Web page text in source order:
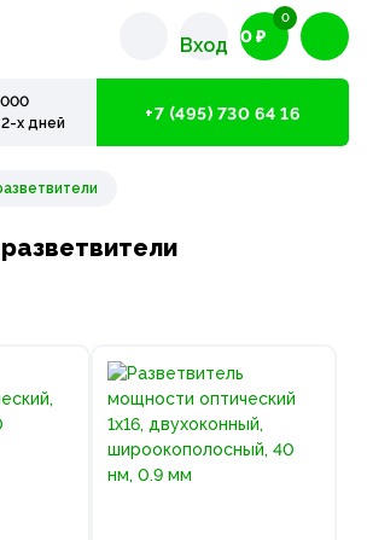
Вход 0 ₽
0
х дней
+7 (495) 730 64 16